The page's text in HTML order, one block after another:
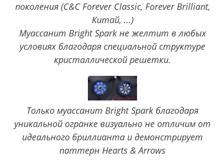
поколения (C&C Forever Classic, Forever Brilliant,
Китай, ...)
Муассанит Bright Spark не желтит в любых
условиях благодаря специальной структуре
кристаллической решетки.
Только муассанит Bright Spark благодаря
уникальной огранке визуально не отличим от
идеального бриллианта и демонстрирует
паттерн Hearts & Arrows